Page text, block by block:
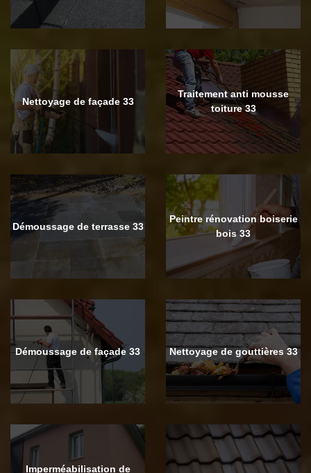
Nettoyage de façade 33
Traitement anti mousse
toiture 33
Démoussage de terrasse 33
Peintre rénovation boiserie
bois 33
Démoussage de façade 33 Nettoyage de gouttières 33
Imperméabilisation de